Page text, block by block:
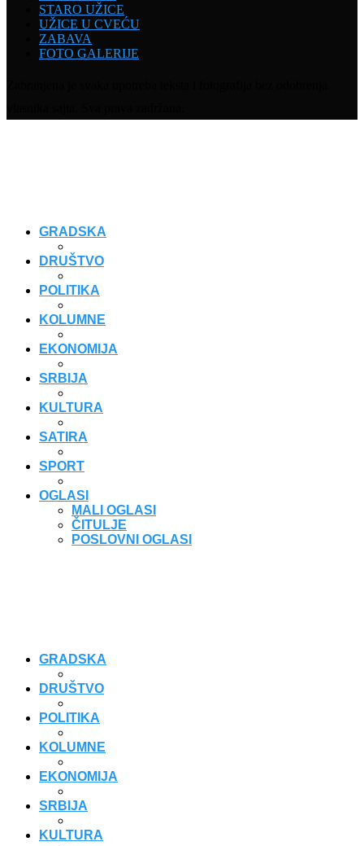
STARO UŽICE
UŽICE U CVEĆU
ZABAVA
FOTO GALERIJE
GRADSKA
DRUŠTVO
POLITIKA
KOLUMNE
EKONOMIJA
SRBIJA
KULTURA
SATIRA
SPORT
OGLASI
MALI OGLASI
ČITULJE
POSLOVNI OGLASI
GRADSKA
DRUŠTVO
POLITIKA
KOLUMNE
EKONOMIJA
SRBIJA
KULTURA